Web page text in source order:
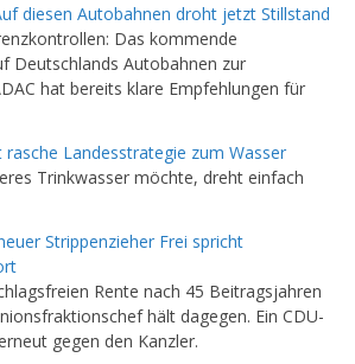
diesen Autobahnen droht jetzt Stillstand
Das kommende
Deutschlands Autobahnen zur
hat bereits klare Empfehlungen für
Landesstrategie zum Wasser
Trinkwasser möchte, dreht einfach
Strippenzieher Frei spricht
Rente nach 45 Beitragsjahren
hält dagegen. Ein CDU-
gegen den Kanzler.